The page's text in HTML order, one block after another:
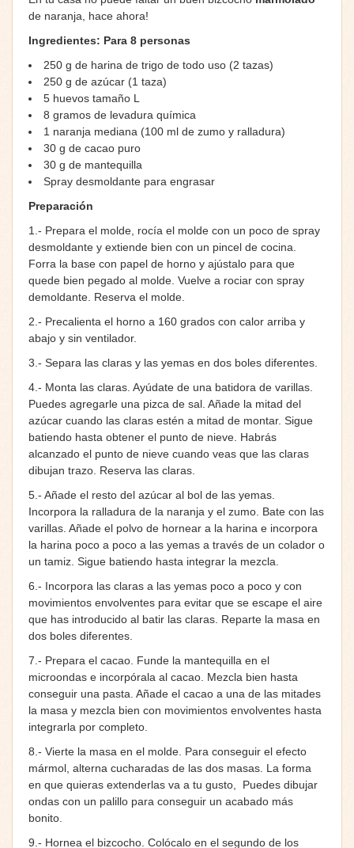
de naranja, hace ahora!
Ingredientes: Para 8 personas
250 g de harina de trigo de todo uso (2 tazas)
250 g de azúcar (1 taza)
5 huevos tamaño L
8 gramos de levadura química
1 naranja mediana (100 ml de zumo y ralladura)
30 g de cacao puro
30 g de mantequilla
Spray desmoldante para engrasar
Preparación
1.- Prepara el molde, rocía el molde con un poco de spray
desmoldante y extiende bien con un pincel de cocina.
Forra la base con papel de horno y ajústalo para que
quede bien pegado al molde. Vuelve a rociar con spray
demoldante. Reserva el molde.
2.- Precalienta el horno a 160 grados con calor arriba y
abajo y sin ventilador.
3.- Separa las claras y las yemas en dos boles diferentes.
4.- Monta las claras. Ayúdate de una batidora de varillas.
Puedes agregarle una pizca de sal. Añade la mitad del
azúcar cuando las claras estén a mitad de montar. Sigue
batiendo hasta obtener el punto de nieve. Habrás
alcanzado el punto de nieve cuando veas que las claras
dibujan trazo. Reserva las claras.
5.- Añade el resto del azúcar al bol de las yemas.
Incorpora la ralladura de la naranja y el zumo. Bate con las
varillas. Añade el polvo de hornear a la harina e incorpora
la harina poco a poco a las yemas a través de un colador o
un tamiz. Sigue batiendo hasta integrar la mezcla.
6.- Incorpora las claras a las yemas poco a poco y con
movimientos envolventes para evitar que se escape el aire
que has introducido al batir las claras. Reparte la masa en
dos boles diferentes.
7.- Prepara el cacao. Funde la mantequilla en el
microondas e incorpórala al cacao. Mezcla bien hasta
conseguir una pasta. Añade el cacao a una de las mitades
la masa y mezcla bien con movimientos envolventes hasta
integrarla por completo.
8.- Vierte la masa en el molde. Para conseguir el efecto
mármol, alterna cucharadas de las dos masas. La forma
en que quieras extenderlas va a tu gusto, Puedes dibujar
ondas con un palillo para conseguir un acabado más
bonito.
9.- Hornea el bizcocho. Colócalo en el segundo de los